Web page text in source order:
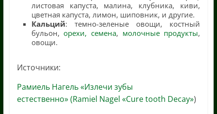
листовая капуста, малина, клубника, киви,
цветная капуста, лимон, шиповник, и другие.
Кальций: темно-зеленые овощи, костный
бульон,орехи, семена, молочные продукты,
овощи.
Источники:
Рамиель Нагель «Излечи зубы
естественно»(Ramiel Nagel «Cure tooth Decay»)